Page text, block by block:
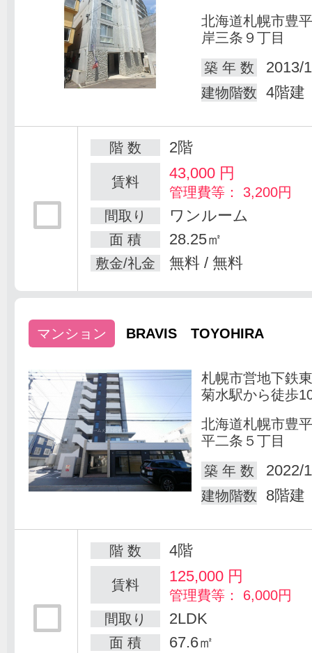
北海道札幌市豊
岸三条９丁目
築 年 数
2013/
建物階数 4階建
階 数 2階
賃料 43,000円
管理費等： 3,200円
間取り
ワンルーム
面 積 28.25㎡
敷金/礼金 無料 / 無料
マンション BRAVIS TOYOHIRA
札幌市営地下鉄
菊水駅から徒歩
北海道札幌市豊
平二条５丁目
築 年 数
2022/
建物階数 8階建
階 数 4階
賃料 125,000円
管理費等： 6,000円
間取り
2LDK
面 積 67.6㎡